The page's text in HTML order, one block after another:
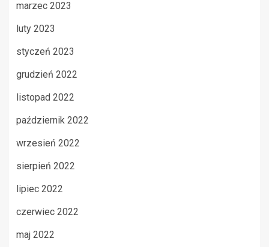
marzec 2023
luty 2023
styczeń 2023
grudzień 2022
listopad 2022
październik 2022
wrzesień 2022
sierpień 2022
lipiec 2022
czerwiec 2022
maj 2022